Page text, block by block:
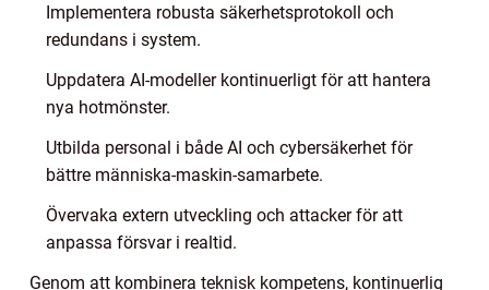
Implementera robusta säkerhetsprotokoll och
redundans i system.
Uppdatera AI-modeller kontinuerligt för att hantera
nya hotmönster.
Utbilda personal i både AI och cybersäkerhet för
bättre människa-maskin-samarbete.
Övervaka extern utveckling och attacker för att
anpassa försvar i realtid.
Genom att kombinera teknisk kompetens, kontinuerlig